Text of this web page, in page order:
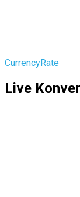
CurrencyRate
Live